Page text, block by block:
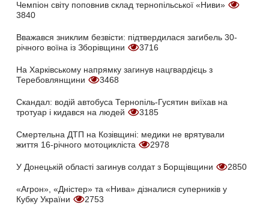
Чемпіон світу поповнив склад тернопільської «Ниви»
3840
Вважався зниклим безвісти: підтвердилася загибель 30-
річного воїна із Зборівщини
3716
На Харківському напрямку загинув нацгвардієць з
Теребовлянщини
3468
Скандал: водій автобуса Тернопіль-Гусятин виїхав на
тротуар і кидався на людей
3185
Смертельна ДТП на Козівщині: медики не врятували
життя 16-річного мотоцикліста
2978
У Донецькій області загинув солдат з Борщівщини 2850
«Агрон», «Дністер» та «Нива» дізналися суперників у
Кубку України
2753